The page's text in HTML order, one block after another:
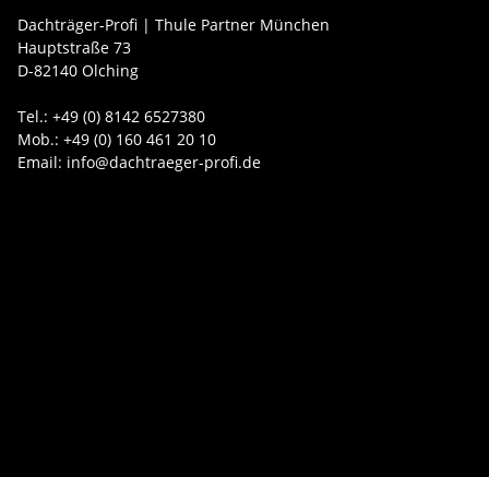
Dachträger-Profi | Thule Partner München
Hauptstraße 73
D-82140 Olching
Tel.: +49 (0) 8142 6527380
Mob.: +49 (0) 160 461 20 10
Email: info@dachtraeger-profi.de